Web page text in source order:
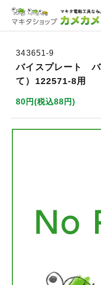
343651-9
バイスプレート バ
て）122571-8用
80円(税込88円)